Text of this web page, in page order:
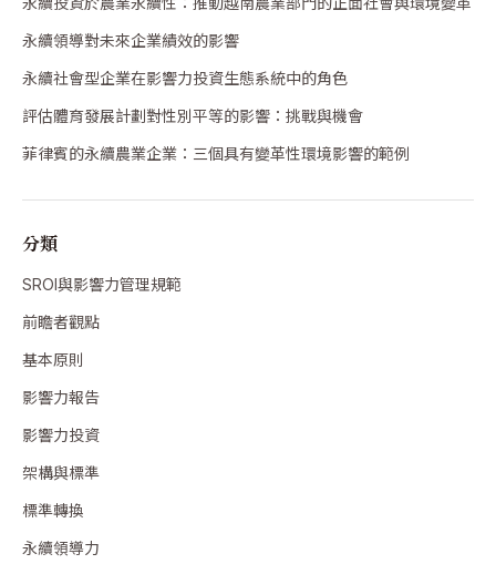
永續領導對未來企業績效的影響
永續社會型企業在影響力投資生態系統中的角色
評估體育發展計劃對性別平等的影響：挑戰與機會
菲律賓的永續農業企業：三個具有變革性環境影響的範例
分類
SROI與影響力管理規範
前瞻者觀點
基本原則
影響力報告
影響力投資
架構與標準
標準轉換
永續領導力